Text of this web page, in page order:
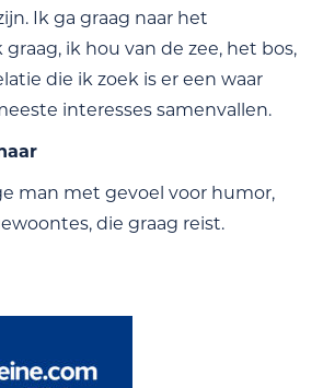
Ik ga graag naar het
ik hou van de zee, het bos,
die ik zoek is er een waar
interesses samenvallen.
man met gevoel voor humor,
die graag reist.